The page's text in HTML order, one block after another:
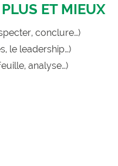
ET MIEUX
conclure…)
le leadership…)
analyse…)